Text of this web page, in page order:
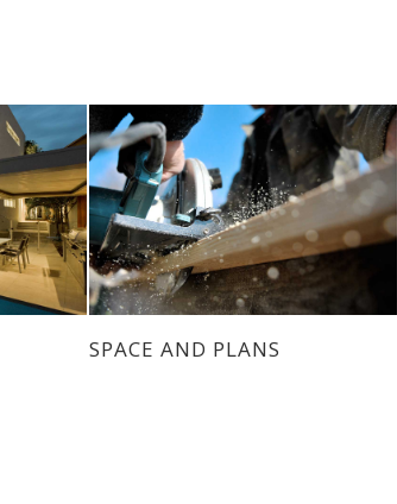
SPACE AND PLANS